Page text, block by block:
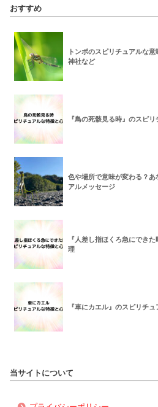
おすすめ
トンボのスピリチュアルな
神社など
『鳥の死骸見る時』のスピ
色や場所で意味が変わる？あ
アルメッセージ
『人差し指ほくろ急にでき
理
『車にカエル』のスピリチ
当サイトについて